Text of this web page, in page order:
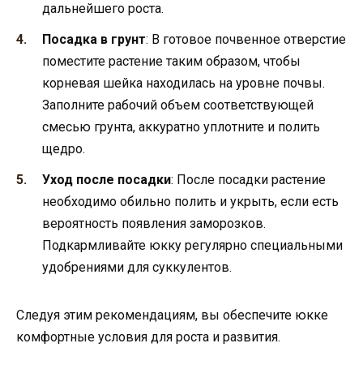
дальнейшего роста.
Посадка в грунт: В готовое почвенное отверстие
поместите растение таким образом, чтобы
корневая шейка находилась на уровне почвы.
Заполните рабочий объем соответствующей
смесью грунта, аккуратно уплотните и полить
щедро.
Уход после посадки: После посадки растение
необходимо обильно полить и укрыть, если есть
вероятность появления заморозков.
Подкармливайте юкку регулярно специальными
удобрениями для суккулентов.
Следуя этим рекомендациям, вы обеспечите юкке
комфортные условия для роста и развития.